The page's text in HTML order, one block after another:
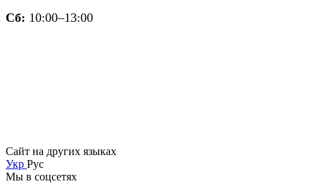
Сб: 10:00–13:00
Сайт на других языках
Укр Рус
Мы в соцсетях